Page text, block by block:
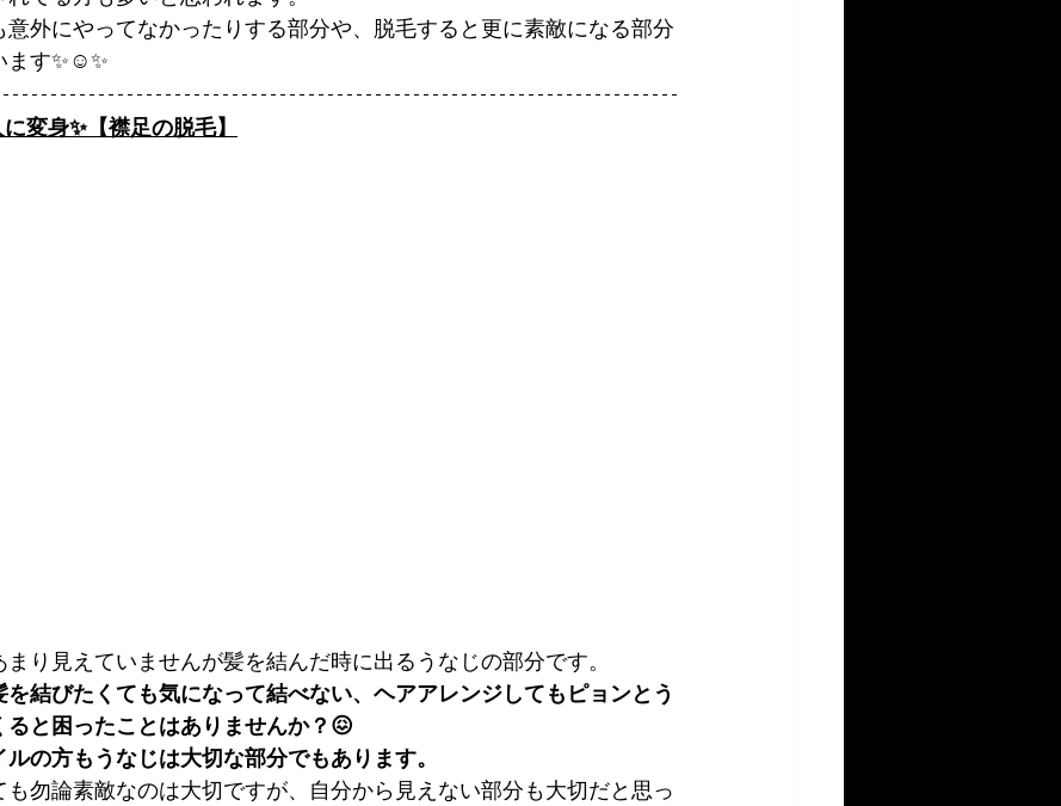
外にやってなかったりする部分や、脱毛すると更に素敵になる部分
ます✨☺️✨
変身✨【襟足の脱毛】
り見えていませんが髪を結んだ時に出るうなじの部分です。
結びたくても気になって結べない、ヘアアレンジしてもピョンとう
と困ったことはありませんか？😖
の方もうなじは大切な部分でもあります。
勿論素敵なのは大切ですが、自分から見えない部分も大切だと思っ